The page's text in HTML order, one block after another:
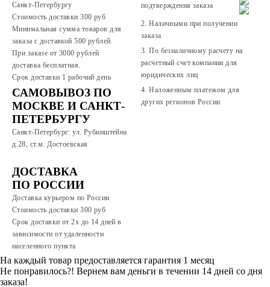
Санкт-Петербургу
Стоимость доставки 300 руб
Минимальная сумма товаров для
заказа с доставкой 500 рублей.
При заказе от 3000 рублей
доставка бесплатная.
Срок доставки 1 рабочий день
САМОВЫВОЗ ПО
МОСКВЕ И САНКТ-
ПЕТЕРБУРГУ
Санкт-Петербург: ул. Рубинштейна
д.28, ст.м. Достоевская
ДОСТАВКА
ПО РОССИИ
Доставка курьером по России
Стоимость доставки 300 руб
Срок доставки от 2х до 14 дней в
зависимости от удаленности
населенного пункта
подтверждения заказа
2. Наличными при получении
заказа
3. По безналичному расчету на
расчетный счет компании для
юридических лиц
4. Наложенным платежом для
других регионов России
На каждый товар предоставляется гарантия 1 месяц
Не понравилось?! Вернем вам деньги в течении 14 дней со дня
заказа!